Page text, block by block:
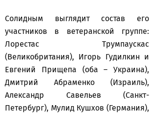
Солидным выглядит состав его
участников в ветеранской группе:
Лорестас Трумпаускас
(Великобритания), Игорь Гудилкин и
Евгений Прищепа (оба – Украина),
Дмитрий Абраменко (Израиль),
Александр Савельев (Санкт-
Петербург), Мулид Кушхов (Германия),